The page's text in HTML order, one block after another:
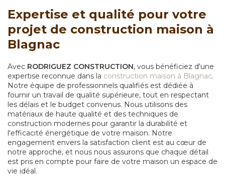
Expertise et qualité pour votre
projet de construction maison à
Blagnac
Avec RODRIGUEZ CONSTRUCTION, vous bénéficiez d'une
expertise reconnue dans la construction maison à Blagnac.
Notre équipe de professionnels qualifiés est dédiée à
fournir un travail de qualité supérieure, tout en respectant
les délais et le budget convenus. Nous utilisons des
matériaux de haute qualité et des techniques de
construction modernes pour garantir la durabilité et
l'efficacité énergétique de votre maison. Notre
engagement envers la satisfaction client est au cœur de
notre approche, et nous nous assurons que chaque détail
est pris en compte pour faire de votre maison un espace de
vie idéal.